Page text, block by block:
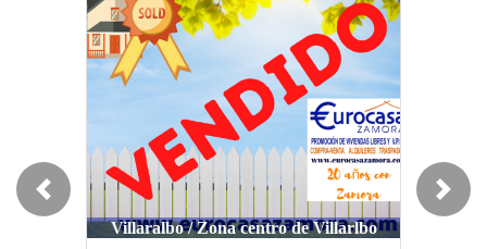
Villaralbo / Zona centro de Villarlbo
Previous Next